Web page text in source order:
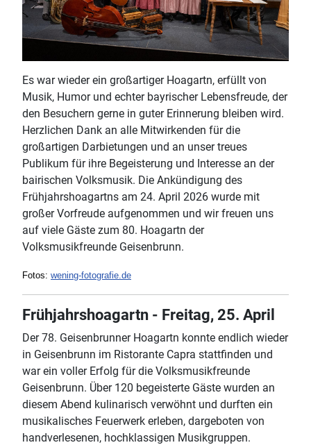
Es war wieder ein großartiger Hoagartn, erfüllt von
Musik, Humor und echter bayrischer Lebensfreude, der
den Besuchern gerne in guter Erinnerung bleiben wird.
Herzlichen Dank an alle Mitwirkenden für die
großartigen Darbietungen und an unser treues
Publikum für ihre Begeisterung und Interesse an der
bairischen Volksmusik. Die Ankündigung des
Frühjahrshoagartns am 24. April 2026 wurde mit
großer Vorfreude aufgenommen und wir freuen uns
auf viele Gäste zum 80. Hoagartn der
Volksmusikfreunde Geisenbrunn.
Fotos: wening-fotografie.de
Frühjahrshoagartn - Freitag, 25. April
Der 78. Geisenbrunner Hoagartn konnte endlich wieder
in Geisenbrunn im Ristorante Capra stattfinden und
war ein voller Erfolg für die Volksmusikfreunde
Geisenbrunn. Über 120 begeisterte Gäste wurden an
diesem Abend kulinarisch verwöhnt und durften ein
musikalisches Feuerwerk erleben, dargeboten von
handverlesenen, hochklassigen Musikgruppen.